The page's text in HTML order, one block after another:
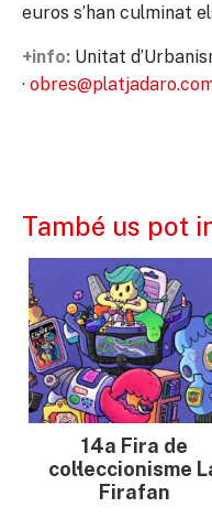
euros s’han culminat
+info: Unitat
·
També us pot
14a Fira de
col·leccionisme
Firafan